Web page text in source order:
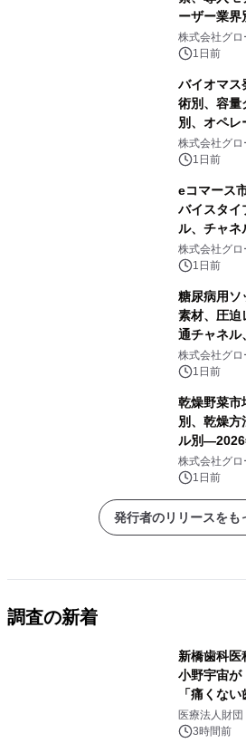
ーザー業
界市場予測
株式会社グ
1日前
バイオマス
術別、容量
別、オペレ
途別―2026
測
株式会社グ
1日前
eコマース
バイスタイ
ル、チャ
2032年の
株式会社グ
1日前
糖尿病用ソ
素材、圧迫
通チャネ
年～2032
株式会社グ
1日前
乾燥野菜市
別、乾燥方
ル別―2026
測
株式会社グ
1日前
発行者のリリースをも
調査の新着
新橋歯科医
小野宇宙が
「痛くな
療計画」を
医療法人財
3時間前